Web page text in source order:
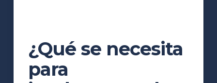
¿Qué se necesita
para